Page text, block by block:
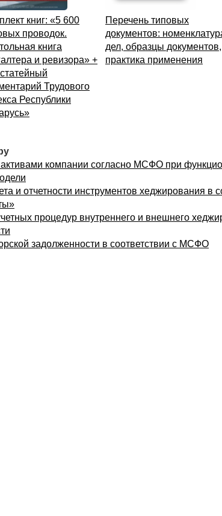
книг: «5 600
проводок.
книга
и ревизора» +
Трудового
Республики
Перечень типовых
документов:
дел, образцы документов,
практика применения
компании согласно МСФО при
и отчетности инструментов хеджирования в
процедур внутреннего и внешнего
задолженности в соответствии с МСФО